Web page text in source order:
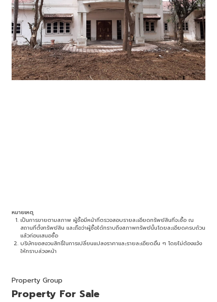
หมายเหตุ
เป็นการขายตามสภาพ ผู้ซื้อมีหน้าที่ตรวจสอบรายละเอียดทรัพย์สินที่จะซื้อ ณ
สถานที่ตั้งทรัพย์สิน และถือว่าผู้ซื้อได้ทราบถึงสภาพทรัพย์นั้นโดยละเอียดครบถ้วน
แล้วก่อนเสนอซื้อ
บริษัทขอสงวนสิทธิ์ในการเปลี่ยนแปลงราคาและรายละเอียดอื่น ๆ โดยไม่ต้องแจ้ง
ให้ทราบล่วงหน้า
Property Group
Property For Sale